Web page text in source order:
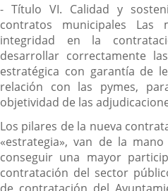
- Título VI. Calidad y
contratos municipales Las
integridad en la
desarrollar correctamente
estratégica con garantía de
relación con las pymes,
objetividad de las
Los pilares de la nueva
«estrategia», van de la
conseguir una mayor
contratación del sector